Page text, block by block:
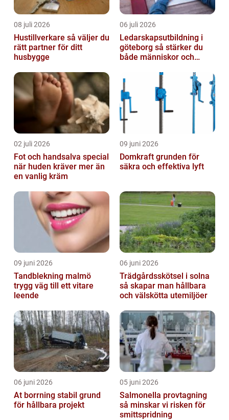
08 juli 2026
Hustillverkare så väljer du
rätt partner för ditt
husbygge
06 juli 2026
Ledarskapsutbildning i
göteborg så stärker du
både människor och
02 juli 2026
Fot och handsalva special
när huden kräver mer än
en vanlig kräm
09 juni 2026
Domkraft grunden för
säkra och effektiva lyft
09 juni 2026
Tandblekning malmö
trygg väg till ett vitare
leende
06 juni 2026
Trädgårdsskötsel i solna
så skapar man hållbara
och välskötta utemiljöer
06 juni 2026
At borrning stabil grund
för hållbara projekt
05 juni 2026
Salmonella provtagning
så minskar vi risken för
smittspridning